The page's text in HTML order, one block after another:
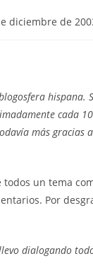
diciembre de
hispana.
cada
más gracias
un tema
Por
dialogando